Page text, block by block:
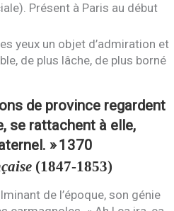
Présent à Paris au début
yeux un objet d’admiration et
de plus lâche, de plus borné
de province regardent
se rattachent à elle,
»1370
(1847-1853)
de l’époque, son génie